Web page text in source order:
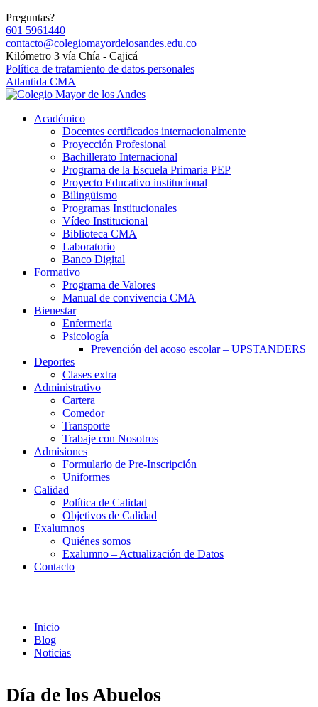
Preguntas?
601 5961440
contacto@colegiomayordelosandes.edu.co
Kilómetro 3 vía Chía - Cajicá
Política de tratamiento de datos personales
Atlantida CMA
Académico
Docentes certificados internacionalmente
Proyección Profesional
Bachillerato Internacional
Programa de la Escuela Primaria PEP
Proyecto Educativo institucional
Bilingüismo
Programas Institucionales
Vídeo Institucional
Biblioteca CMA
Laboratorio
Banco Digital
Formativo
Programa de Valores
Manual de convivencia CMA
Bienestar
Enfermería
Psicología
Prevención del acoso escolar – UPSTANDERS
Deportes
Clases extra
Administrativo
Cartera
Comedor
Transporte
Trabaje con Nosotros
Admisiones
Formulario de Pre-Inscripción
Uniformes
Calidad
Política de Calidad
Objetivos de Calidad
Exalumnos
Quiénes somos
Exalumno – Actualización de Datos
Contacto
Inicio
Blog
Noticias
Día de los Abuelos